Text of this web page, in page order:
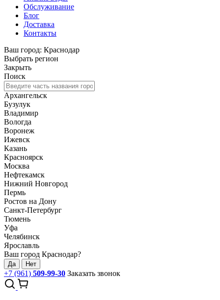
Обслуживание
Блог
Доставка
Контакты
Ваш город: Краснодар
Выбрать регион
Закрыть
Поиск
Архангельск
Бузулук
Владимир
Вологда
Воронеж
Ижевск
Казань
Красноярск
Москва
Нефтекамск
Нижний Новгород
Пермь
Ростов на Дону
Санкт-Петербург
Тюмень
Уфа
Челябинск
Ярославль
Ваш город Краснодар?
Да Нет
+7 (961) 509-99-30 Заказать звонок